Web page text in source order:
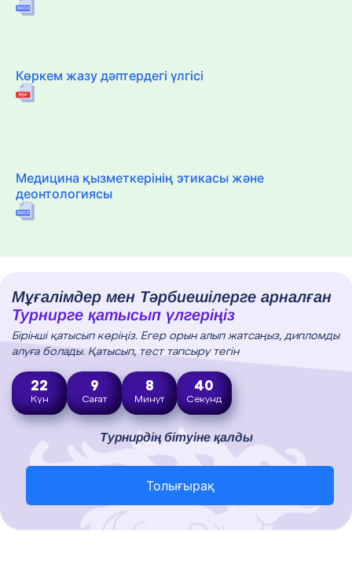
Көркем жазу дәптердегі үлгісі
Медицина қызметкерінің этикасы және
деонтологиясы
Мұғалімдер мен Тәрбиешілерге арналған
Турнирге қатысып үлгеріңіз
Бірінші қатысып көріңіз. Егер орын алып жатсаңыз, дипломды
алуға болады. Қатысып, тест тапсыру тегін
22
Күн
9
Сағат
8
Минут
39
Секунд
Турнирдің бітуіне қалды
Толығырақ